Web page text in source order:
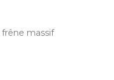
frêne massif